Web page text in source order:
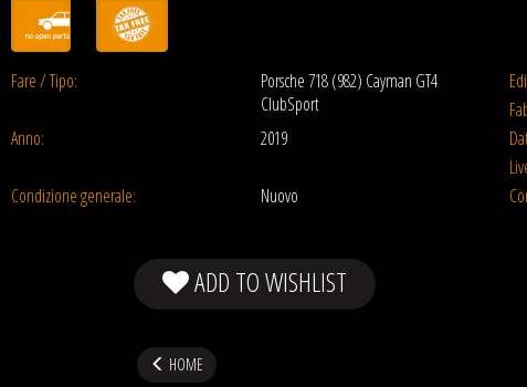
Fare / Tipo:
Porsche 718 (982) Cayman GT4
ClubSport
Anno:
2019
Condizione generale:
Nuovo
ADD TO WISHLIST
HOME